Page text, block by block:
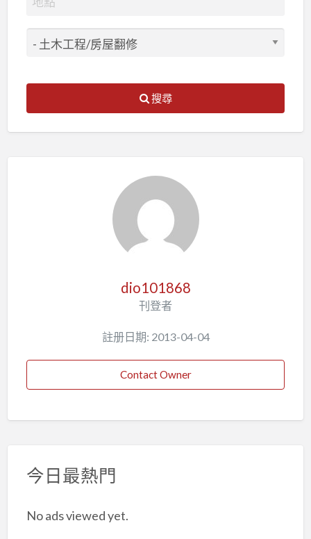
搜尋
dio101868
刊登者
註册日期: 2013-04-04
Contact Owner
今日最熱門
No ads viewed yet.